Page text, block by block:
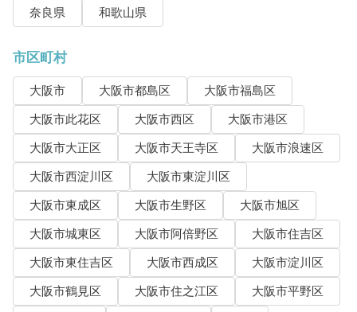
奈良県
和歌山県
市区町村
大阪市 大阪市都島区
大阪市福島区
大阪市此花区
大阪市西区
大阪市港区
大阪市大正区
大阪市天王寺区
大阪市浪速区
大阪市西淀川区
大阪市東淀川区
大阪市東成区
大阪市生野区
大阪市旭区
大阪市城東区
大阪市阿倍野区
大阪市住吉区
大阪市東住吉区
大阪市西成区
大阪市淀川区
大阪市鶴見区
大阪市住之江区
大阪市平野区